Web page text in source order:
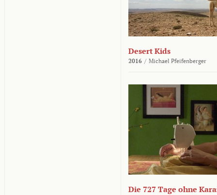
Desert Kids
2016 / Michael Pfeifenberger
Die 727 Tage ohne